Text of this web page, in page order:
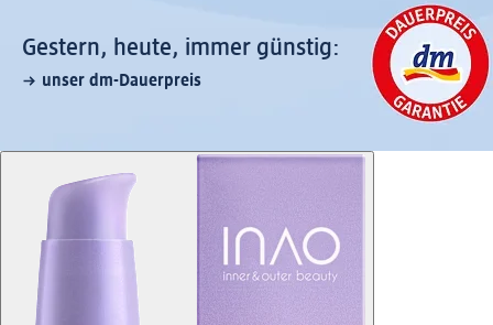
Gestern, heute, immer günstig:
unser dm-Dauerpreis